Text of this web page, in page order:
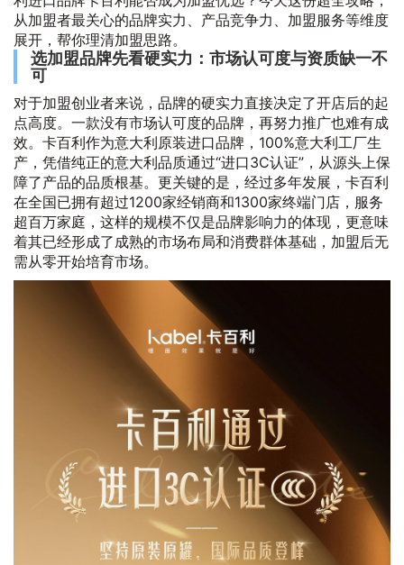
从加盟者最关心的品牌实力、产品竞争力、加盟服务等维度
展开，帮你理清加盟思路。
选加盟品牌先看硬实力：市场认可度与资质缺一不
可
对于加盟创业者来说，品牌的硬实力直接决定了开店后的起
点高度。一款没有市场认可度的品牌，再努力推广也难有成
效。卡百利作为意大利原装进口品牌，100%意大利工厂生
产，凭借纯正的意大利品质通过“进口3C认证”，从源头上保
障了产品的品质根基。更关键的是，经过多年发展，卡百利
在全国已拥有超过1200家经销商和1300家终端门店，服务
超百万家庭，这样的规模不仅是品牌影响力的体现，更意味
着其已经形成了成熟的市场布局和消费群体基础，加盟后无
需从零开始培育市场。